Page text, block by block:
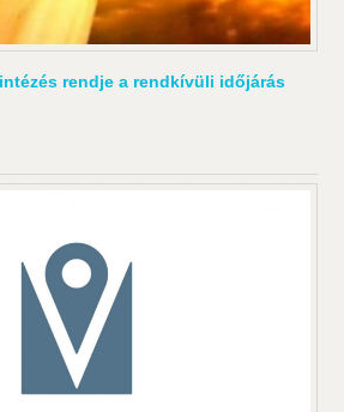
rendje a rendkívüli időjárás